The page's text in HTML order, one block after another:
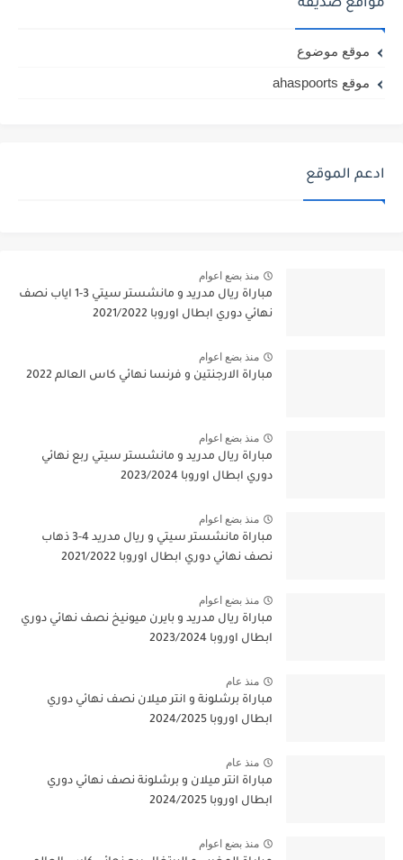
مواقع صديقة
موقع موضوع
موقع ahaspoorts
ادعم الموقع
منذ بضع اعوام
مباراة ريال مدريد و مانشستر سيتي 3-1 اياب نصف
نهائي دوري ابطال اوروبا 2021/2022
منذ بضع اعوام
مباراة الارجنتين و فرنسا نهائي كاس العالم 2022
منذ بضع اعوام
مباراة ريال مدريد و مانشستر سيتي ربع نهائي
دوري ابطال اوروبا 2023/2024
منذ بضع اعوام
مباراة مانشستر سيتي و ريال مدريد 4-3 ذهاب
نصف نهائي دوري ابطال اوروبا 2021/2022
منذ بضع اعوام
مباراة ريال مدريد و بايرن ميونيخ نصف نهائي دوري
ابطال اوروبا 2023/2024
منذ عام
مباراة برشلونة و انتر ميلان نصف نهائي دوري
ابطال اوروبا 2024/2025
منذ عام
مباراة انتر ميلان و برشلونة نصف نهائي دوري
ابطال اوروبا 2024/2025
منذ بضع اعوام